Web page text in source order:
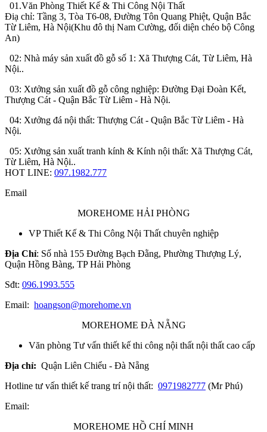
01.Văn Phòng Thiết Kế & Thi Công Nội Thất
Điạ chỉ: Tầng 3, Tòa T6-08, Đường Tôn Quang Phiệt, Quận Bắc
Từ Liêm, Hà Nội(Khu đô thị Nam Cường, đối diện chéo bộ Công
An)
02: Nhà máy sản xuất đồ gỗ số 1: Xã Thượng Cát, Từ Liêm, Hà
Nội..
03: Xưởng sản xuất đồ gỗ công nghiệp: Đường Đại Đoàn Kết,
Thượng Cát - Quận Bắc Từ Liêm - Hà Nội.
04: Xưởng đá nội thất: Thượng Cát - Quận Bắc Từ Liêm - Hà
Nội.
05: Xưởng sản xuất tranh kính & Kính nội thất: Xã Thượng Cát,
Từ Liêm, Hà Nội..
HOT LINE: 097.1982.777
Email
MOREHOME HẢI PHÒNG
VP Thiết Kế & Thi Công Nội Thất chuyên nghiệp
Địa Chỉ: Số nhà 155 Đường Bạch Đằng, Phường Thượng Lý,
Quận Hồng Bàng, TP Hải Phòng
Sđt: 096.1993.555
Email: hoangson@morehome.vn
MOREHOME ĐÀ NẴNG
Văn phòng Tư vấn thiết kế thi công nội thất nội thất cao cấp
Địa chỉ: Quận Liên Chiểu - Đà Nẵng
Hotline tư vấn thiết kế trang trí nội thất: 0971982777 (Mr Phú)
Email:
MOREHOME HỒ CHÍ MINH